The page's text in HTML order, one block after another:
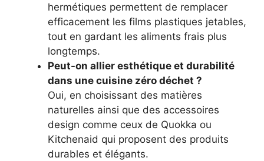
hermétiques permettent de remplacer
efficacement les films plastiques jetables,
tout en gardant les aliments frais plus
longtemps.
Peut-on allier esthétique et durabilité
dans une cuisine zéro déchet ?
Oui, en choisissant des matières
naturelles ainsi que des accessoires
design comme ceux de Quokka ou
Kitchenaid qui proposent des produits
durables et élégants.